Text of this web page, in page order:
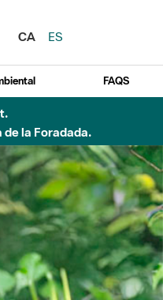
CA
ES
FAQS
la Foradada.